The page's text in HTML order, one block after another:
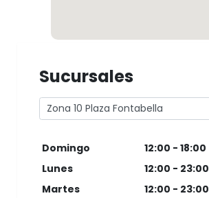
Sucursales
Domingo
12:00 - 18:00
Lunes
12:00 - 23:00
Martes
12:00 - 23:00